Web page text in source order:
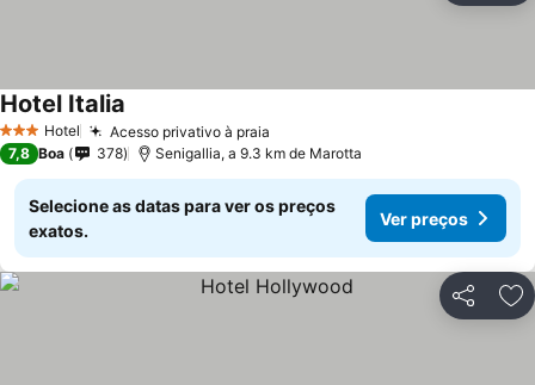
3 EstrelasHotel Acesso privativo à praia
Hotel Italia
7,8 Boa 378 Senigallia, a 9.3 km de Marotta
Selecione as datas para ver os preços
exatos.
Ver preços
Partilhar